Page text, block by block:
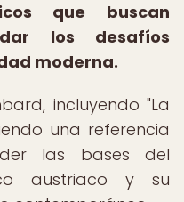
que buscan
los desafíos
moderna.
incluyendo "La
una referencia
las bases del
austriaco y su